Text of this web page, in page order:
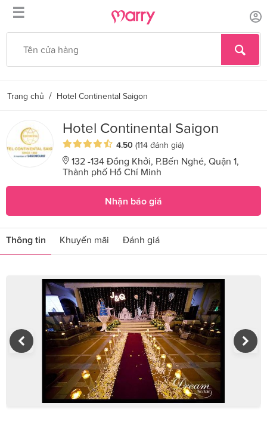
☰
Trang chủ / Hotel Continental Saigon
Hotel Continental Saigon
4.50 (114 đánh giá)
132 -134 Đồng Khởi, P.Bến Nghé, Quận 1,
Thành phố Hồ Chí Minh
Nhận báo giá
Thông tin Khuyến mãi Đánh giá